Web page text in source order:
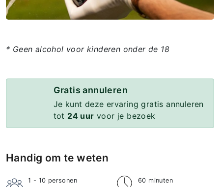
* Geen alcohol voor kinderen onder de 18
Gratis annuleren
Je kunt deze ervaring gratis annuleren
tot 24 uur voor je bezoek
Handig om te weten
1 - 10 personen 60 minuten